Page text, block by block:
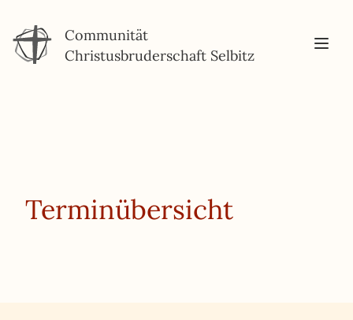
Communität
Christusbruderschaft Selbitz
Terminübersicht